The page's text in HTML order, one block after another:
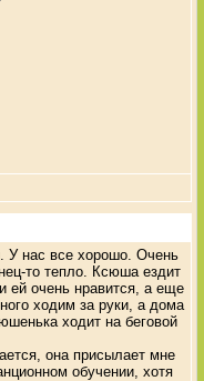
У нас все хорошо. Очень
то тепло. Ксюша ездит
ей очень нравится, а еще
ходим за руки, а дома
ходит на беговой
она присылает мне
обучении, хотя